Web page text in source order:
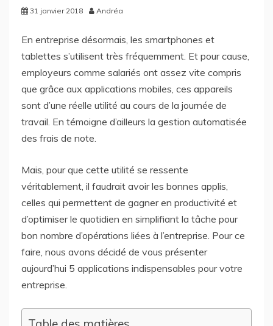
31 janvier 2018 Andréa
En entreprise désormais, les smartphones et
tablettes s’utilisent très fréquemment. Et pour cause,
employeurs comme salariés ont assez vite compris
que grâce aux applications mobiles, ces appareils
sont d’une réelle utilité au cours de la journée de
travail. En témoigne d’ailleurs la gestion automatisée
des frais de note.
Mais, pour que cette utilité se ressente
véritablement, il faudrait avoir les bonnes applis,
celles qui permettent de gagner en productivité et
d’optimiser le quotidien en simplifiant la tâche pour
bon nombre d’opérations liées à l’entreprise. Pour ce
faire, nous avons décidé de vous présenter
aujourd’hui 5 applications indispensables pour votre
entreprise.